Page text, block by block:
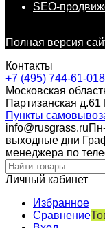
SEO-
Полная версия
Контакты
+7 (495) 744-61-01
Московская
Партизанская д.61
Пункты
info@rusgrass.ru
выходные дни
менеджера по
Личный кабинет
Избранное
Сравнение